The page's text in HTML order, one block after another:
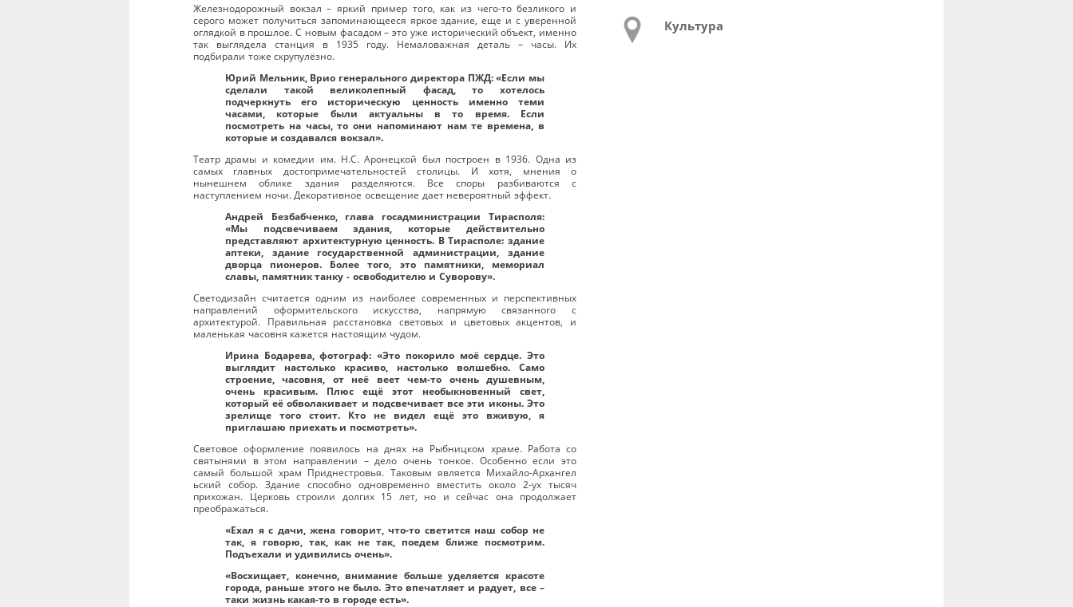
Железнодорожный вокзал – яркий пример того, как из чего-то безликого и
серого может получиться запоминающееся яркое здание, еще и с уверенной
оглядкой в прошлое. С новым фасадом – это уже исторический объект, именно
так выглядела станция в 1935 году. Немаловажная деталь – часы. Их
подбирали тоже скрупулёзно.
Юрий Мельник, Врио генерального директора ПЖД: «Если мы
сделали такой великолепный фасад, то хотелось
подчеркнуть его историческую ценность именно теми
часами, которые были актуальны в то время. Если
посмотреть на часы, то они напоминают нам те времена, в
которые и создавался вокзал».
Театр драмы и комедии им. Н.С. Аронецкой был построен в 1936. Одна из
самых главных достопримечательностей столицы. И хотя, мнения о
нынешнем облике здания разделяются. Все споры разбиваются с
наступлением ночи. Декоративное освещение дает невероятный эффект.
Андрей Безбабченко, глава госадминистрации Тирасполя:
«Мы подсвечиваем здания, которые действительно
представляют архитектурную ценность. В Тирасполе: здание
аптеки, здание государственной администрации, здание
дворца пионеров. Более того, это памятники, мемориал
славы, памятник танку - освободителю и Суворову».
Светодизайн считается одним из наиболее современных и перспективных
направлений оформительского искусства, напрямую связанного с
архитектурой. Правильная расстановка световых и цветовых акцентов, и
маленькая часовня кажется настоящим чудом.
Ирина Бодарева, фотограф: «Это покорило моё сердце. Это
выглядит настолько красиво, настолько волшебно. Само
строение, часовня, от неё веет чем-то очень душевным,
очень красивым. Плюс ещё этот необыкновенный свет,
который её обволакивает и подсвечивает все эти иконы. Это
зрелище того стоит. Кто не видел ещё это вживую, я
приглашаю приехать и посмотреть».
Световое оформление появилось на днях на Рыбницком храме. Работа со
святынями в этом направлении – дело очень тонкое. Особенно если это
самый большой храм Приднестровья. Таковым является Михайло-Архангел
ьский собор. Здание способно одновременно вместить около 2-ух тысяч
прихожан. Церковь строили долгих 15 лет, но и сейчас она продолжает
преображаться.
«Ехал я с дачи, жена говорит, что-то светится наш собор не
так, я говорю, так, как не так, поедем ближе посмотрим.
Подъехали и удивились очень».
«Восхищает, конечно, внимание больше уделяется красоте
города, раньше этого не было. Это впечатляет и радует, все –
таки жизнь какая-то в городе есть».
Культура